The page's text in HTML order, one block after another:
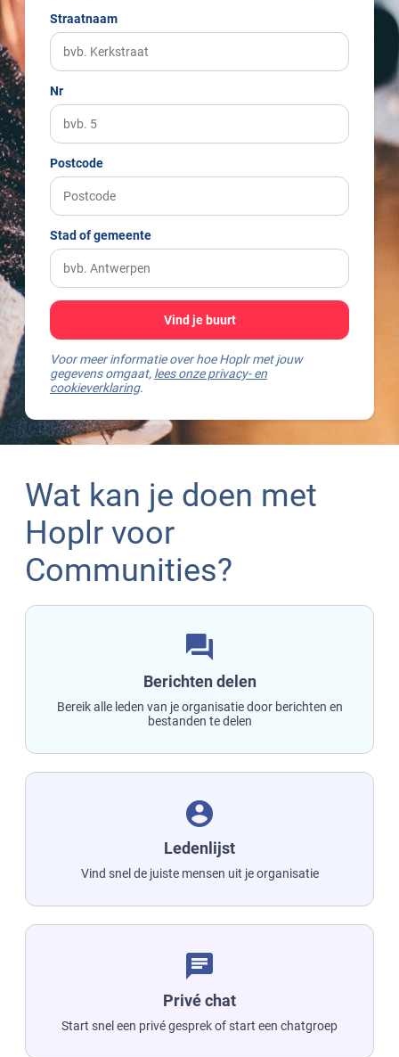
Straatnaam
Nr
Postcode
Stad of gemeente
Vind je buurt
Voor meer informatie over hoe Hoplr met jouw
gegevens omgaat, lees onze privacy- en
cookieverklaring.
Wat kan je doen met
Hoplr voor
Communities?
question_answer
Berichten delen
Bereik alle leden van je organisatie door berichten en
bestanden te delen
account_circle
Ledenlijst
Vind snel de juiste mensen uit je organisatie
chat
Privé chat
Start snel een privé gesprek of start een chatgroep